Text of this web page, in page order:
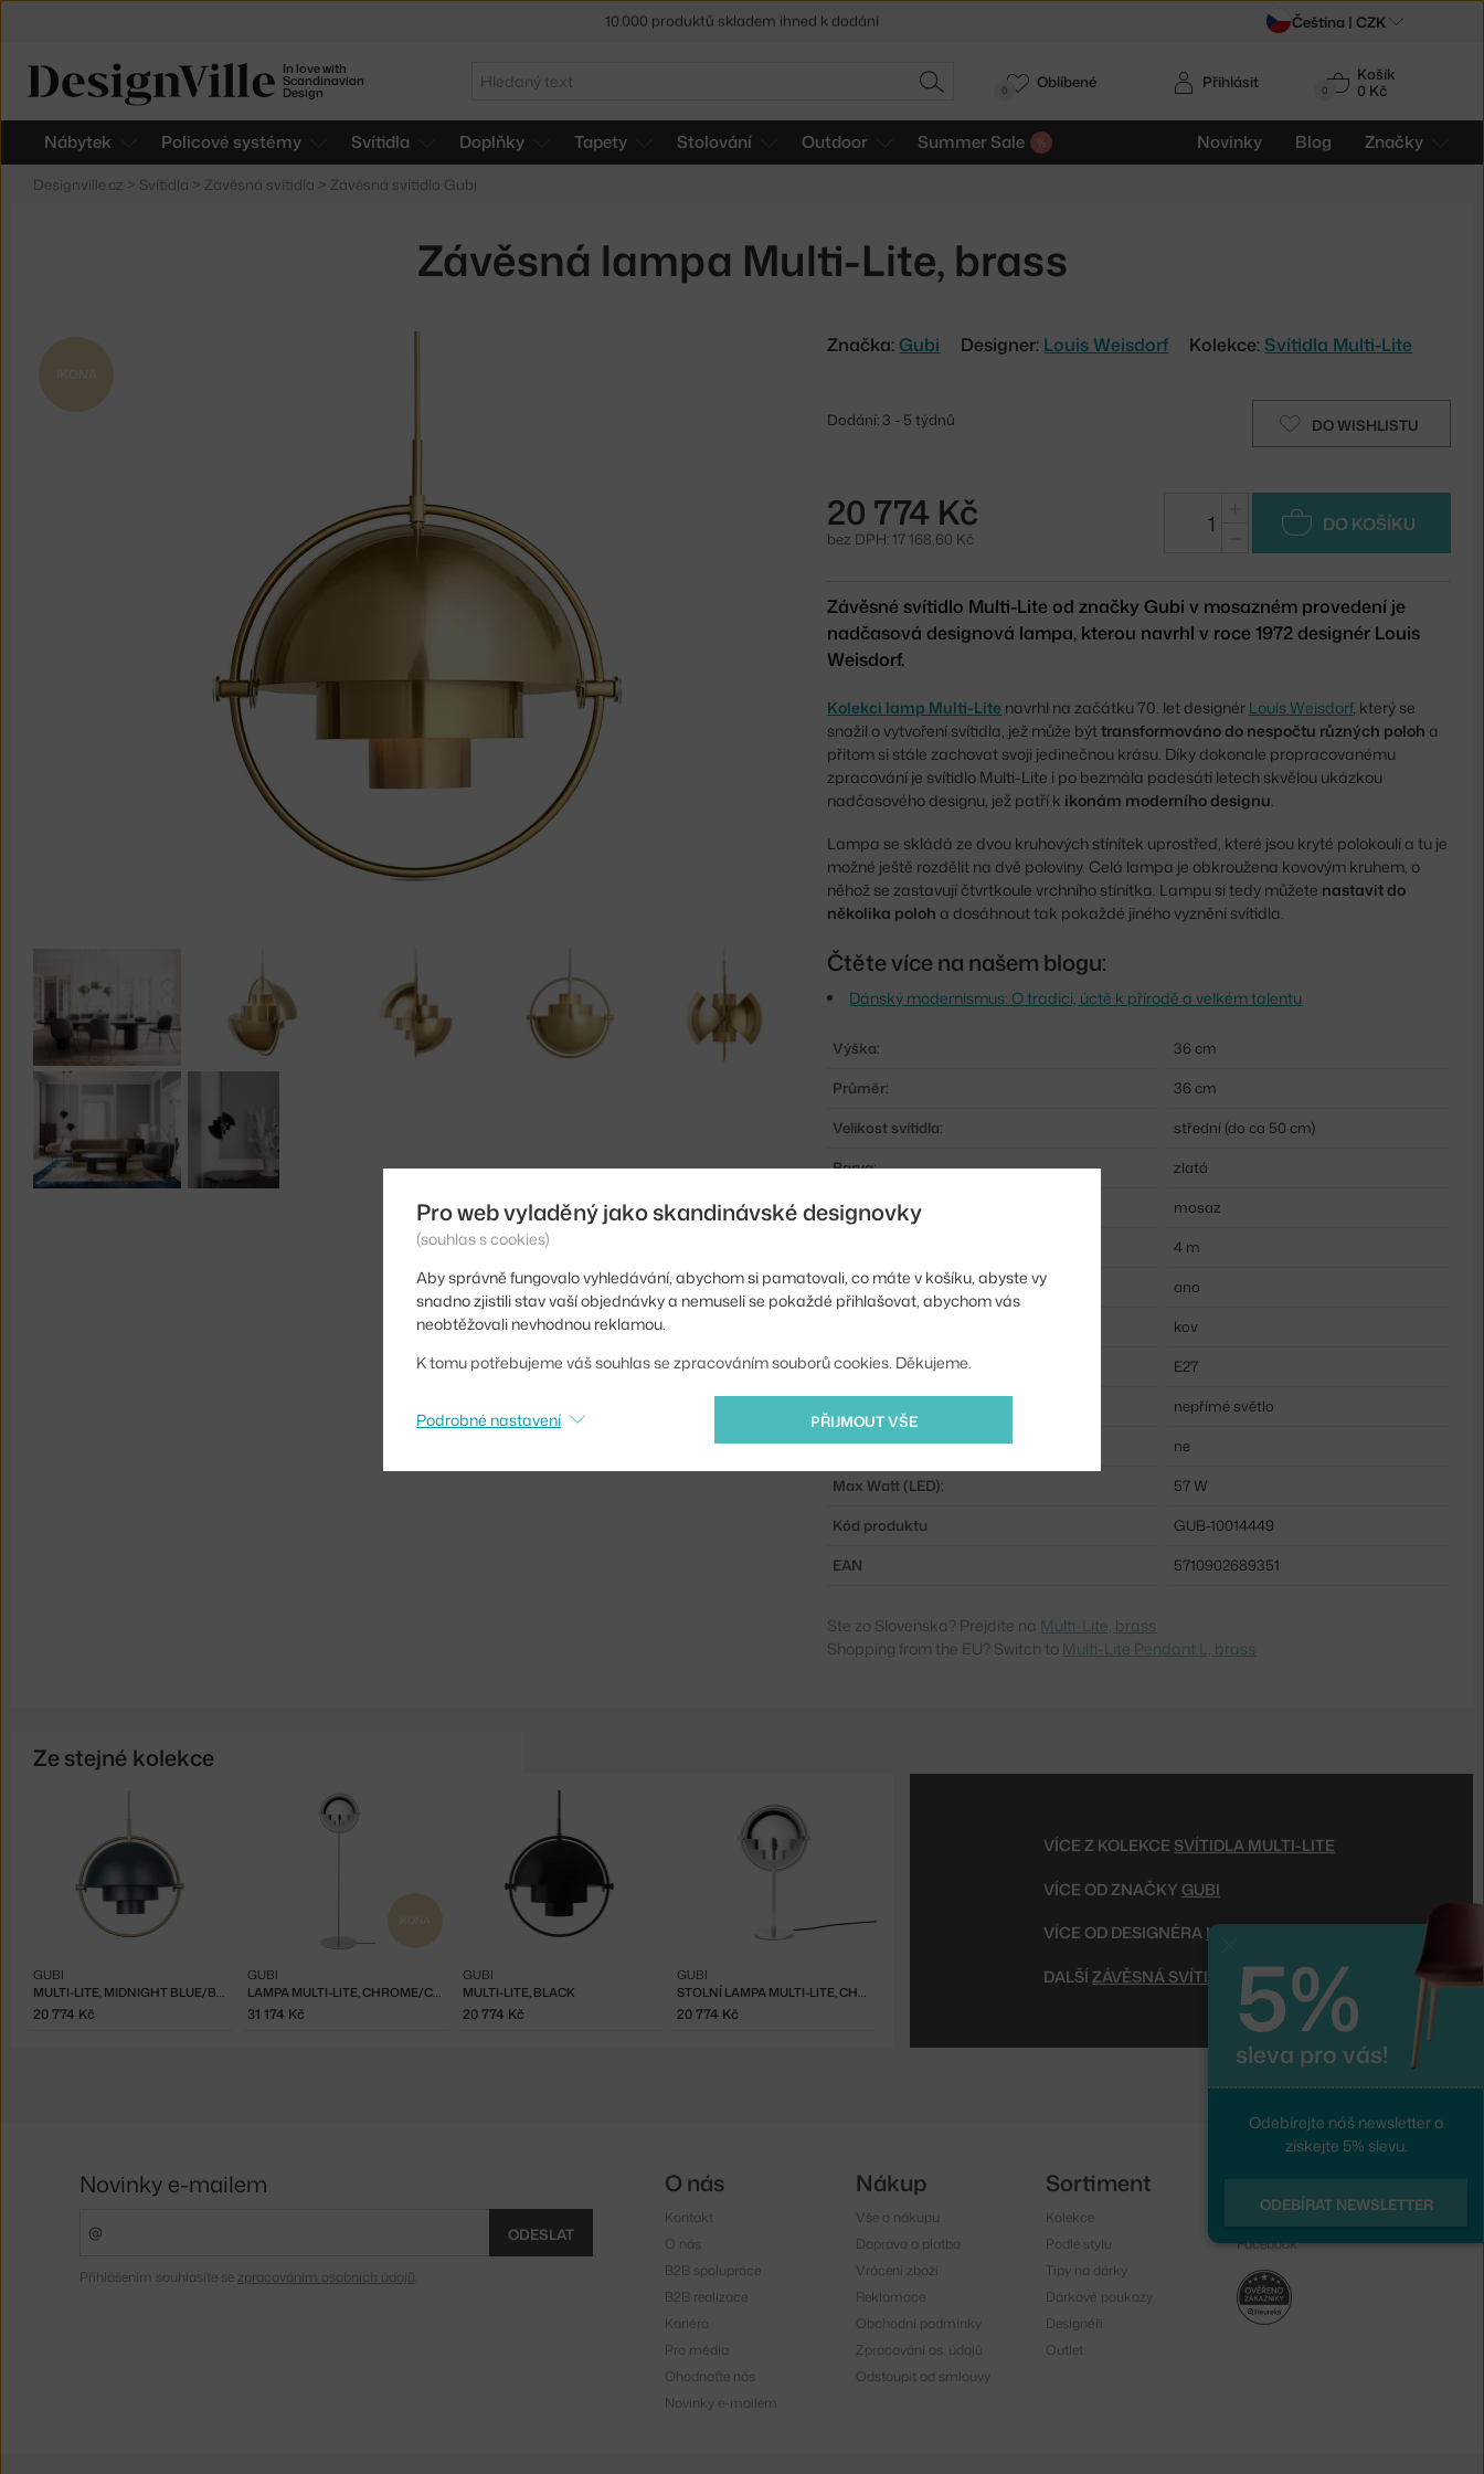
In love with
Scandinavian
Design
Hledat
HLEDAT 0
Košík
0 Kč
Nábytek Policové systémy Svítidla Doplňky Tapety Stolování Outdoor Summer Sale Novinky Blog Značky
Přihlásit
0 Oblíbené
Designville.cz > Svítidla > Závěsná svítidla > Závěsná svítidla Gubi
Závěsná lampa Multi-Lite, brass
IKONA
Značka:Gubi Designer: Louis Weisdorf Kolekce: Svítidla Multi-Lite
DO WISHLISTU
Dodání: 3 - 5 týdnů
20 774 Kč
bez DPH: 17 168,60 Kč
DO KOŠÍKU
Závěsné svítidlo Multi-Lite od značky Gubi v mosazném provedení je
nadčasová designová lampa, kterou navrhl v roce 1972 designér Louis
Weisdorf.
Kolekci lamp Multi-Lite navrhl na začátku 70. let designér Louis Weisdorf, který se
snažil o vytvoření svítidla, jež může býttransformováno do nespočtu různých poloh a
přitom si stále zachovat svoji jedinečnou krásu. Díky dokonale propracovanému
zpracování je svítidlo Multi-Lite i po bezmála padesáti letech skvělou ukázkou
nadčasového designu, jež patří k ikonám moderního designu
Lampa se skládá ze dvou kruhových stínítek uprostřed, které jsou kryté polokoulí a tu je
možné ještě rozdělit na dvě poloviny. Celá lampa je obkroužena kovovým kruhem, o
něhož se zastavují čtvrtkoule vrchního stínítka. Lampu si tedy můžete nastavit do
několika poloh a dosáhnout tak pokaždé jiného vyznění svítidla.
Čtěte více na našem blogu:
Dánský modernismus: O tradici, úctě k přírodě a velkém talentu
Výška:
36 cm
Průměr:
36 cm
Velikost svítidla:
střední (do ca 50 cm)
Barva:
zlatá
Materiál:
mosaz
4 m
Obsahuje stropní krytku:
ano
kov
Patice / zdroj:
E27
nepřímé světlo
Zdroj součástí:
ne
Max Watt (LED):
57 W
Kód produktu
GUB-10014449
EAN
5710902689351
Ste zo Slovenska? Prejdite na Multi-Lite, brass
Shopping from the EU? Switch to Multi-Lite Pendant L, brass
Ze stejné kolekce
MULTI-LITE, MIDNIGHT BLUE/BRASS
GUBI
20 774 Kč
IKONA
LAMPA MULTI-LITE, CHROME/CHROME
GUBI
31 174 Kč
MULTI-LITE, BLACK
GUBI
20 774 Kč
STOLNÍ LAMPA MULTI-LITE, CHROME
GUBI
20 774 Kč
VÍCE Z KOLEKCE SVÍTIDLA MULTI-LITE
VÍCE OD ZNAČKY GUBI
VÍCE OD DESIGNÉRA LOUIS WEISDORF
DALŠÍZÁVĚSNÁ SVÍTIDLA
Sleva 5 % pro odběratelenewsletteru Čeština | CZK
Pro web vyladěný jako skandinávské designovky
(souhlas s cookies)
Aby správně fungovalo vyhledávání, abychom si pamatovali, co máte v košíku, abyste vy
snadno zjistili stav vaší objednávky a nemuseli se pokaždé přihlašovat, abychom vás
neobtěžovali nevhodnou reklamou.
K tomu potřebujeme váš souhlas se zpracováním souborů cookies. Děkujeme.
PŘIJMOUT VŠE
Podrobné nastavení
5%
sleva pro vás!
Odebírejte náš newsletter a
získejte 5% slevu.
ODEBÍRAT NEWSLETTER
Novinky e-mailem
ODESLAT
Přihlášením souhlasíte se zpracováním osobních údajů
O nás
Kontakt
O nás
B2B spolupráce
B2B realizace
Kariéra
Pro média
Ohodnoťte nás
Novinky e-mailem
Nákup
Vše o nákupu
Doprava a platba
Vrácení zboží
Reklamace
Obchodní podmínky
Zpracování os. údajů
Odstoupit od smlouvy
Sortiment
Kolekce
Podle stylu
Tipy na dárky
Dárkové poukazy
Designéři
Outlet
Facebook